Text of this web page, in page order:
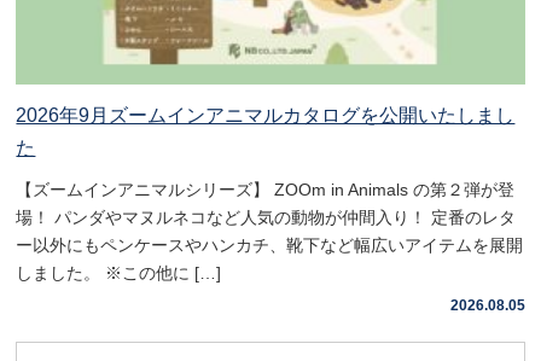
2026年9月ズームインアニマルカタログを公開いたしまし
た
【ズームインアニマルシリーズ】 ZOOm in Animals の第２弾が登
場！ パンダやマヌルネコなど人気の動物が仲間入り！ 定番のレタ
ー以外にもペンケースやハンカチ、靴下など幅広いアイテムを展開
しました。 ※この他に […]
2026.08.05